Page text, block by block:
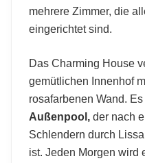
mehrere Zimmer, die
eingerichtet sind.
Das Charming House
gemütlichen Innenhof
rosafarbenen Wand.
Außenpool, der nach
Schlendern durch
ist. Jeden Morgen wird